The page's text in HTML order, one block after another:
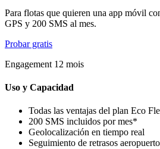
Para flotas que quieren una app móvil
GPS y 200 SMS al mes.
Probar gratis
Engagement 12 mois
Uso y Capacidad
Todas las ventajas del plan Eco
200 SMS incluidos por mes*
Geolocalización en tiempo real
Seguimiento de retrasos